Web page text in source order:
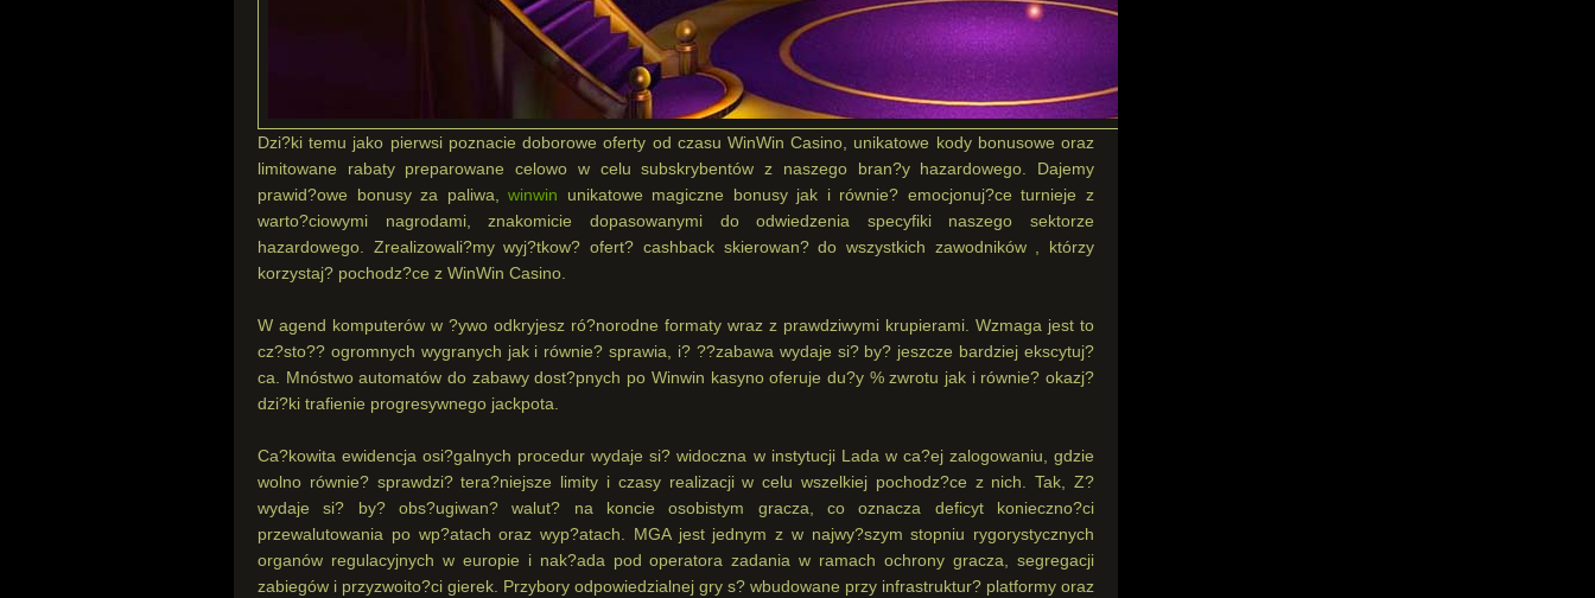
Dzi?ki temu jako pierwsi poznacie doborowe oferty od czasu WinWin Casino, unikatowe kody bonusowe oraz
limitowane rabaty preparowane celowo w celu subskrybentów z naszego bran?y hazardowego. Dajemy
prawid?owe bonusy za paliwa,winwin unikatowe magiczne bonusy jak i równie? emocjonuj?ce turnieje z
warto?ciowymi nagrodami, znakomicie dopasowanymi do odwiedzenia specyfiki naszego sektorze
hazardowego. Zrealizowali?my wyj?tkow? ofert? cashback skierowan? do wszystkich zawodników , którzy
korzystaj? pochodz?ce z WinWin Casino.
W agend komputerów w ?ywo odkryjesz ró?norodne formaty wraz z prawdziwymi krupierami. Wzmaga jest to
cz?sto?? ogromnych wygranych jak i równie? sprawia, i? ??zabawa wydaje si? by? jeszcze bardziej ekscytuj?
ca. Mnóstwo automatów do zabawy dost?pnych po Winwin kasyno oferuje du?y % zwrotu jak i równie? okazj?
dzi?ki trafienie progresywnego jackpota.
Ca?kowita ewidencja osi?galnych procedur wydaje si? widoczna w instytucji Lada w ca?ej zalogowaniu, gdzie
wolno równie? sprawdzi? tera?niejsze limity i czasy realizacji w celu wszelkiej pochodz?ce z nich. Tak, Z?
wydaje si? by? obs?ugiwan? walut? na koncie osobistym gracza, co oznacza deficyt konieczno?ci
przewalutowania po wp?atach oraz wyp?atach. MGA jest jednym z w najwy?szym stopniu rygorystycznych
organów regulacyjnych w europie i nak?ada pod operatora zadania w ramach ochrony gracza, segregacji
zabiegów i przyzwoito?ci gierek. Przybory odpowiedzialnej gry s? wbudowane przy infrastruktur? platformy oraz